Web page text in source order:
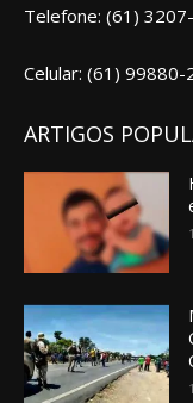
Telefone: (61)
Celular: (61) 99880-
ARTIGOS